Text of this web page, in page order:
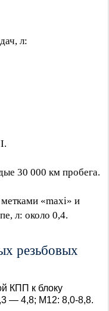
л:
30 000 км пробега.
«maxi» и
л: около 0,4.
резьбовых
КПП к блоку
— 4,8; М12: 8,0-8,8.